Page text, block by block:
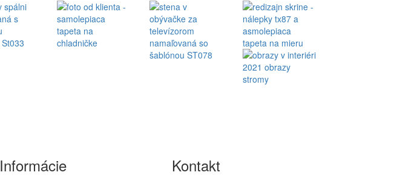
Informácie Kontakt